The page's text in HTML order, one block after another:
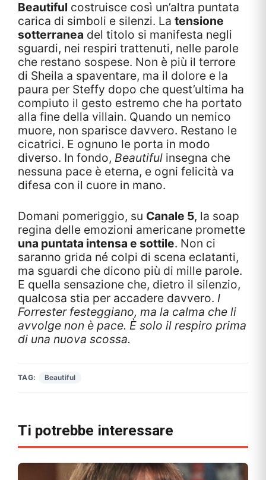
Beautiful costruisce così un’altra puntata
carica di simboli e silenzi. La tensione
sotterranea del titolo si manifesta negli
sguardi, nei respiri trattenuti, nelle parole
che restano sospese. Non è più il terrore
di Sheila a spaventare, ma il dolore e la
paura per Steffy dopo che quest’ultima ha
compiuto il gesto estremo che ha portato
alla fine della villain. Quando un nemico
muore, non sparisce davvero. Restano le
cicatrici. E ognuno le porta in modo
diverso. In fondo, Beautiful insegna che
nessuna pace è eterna, e ogni felicità va
difesa con il cuore in mano.
Domani pomeriggio, su Canale 5, la soap
regina delle emozioni americane promette
una puntata intensa e sottile. Non ci
saranno grida né colpi di scena eclatanti,
ma sguardi che dicono più di mille parole.
E quella sensazione che, dietro il silenzio,
qualcosa stia per accadere davvero. I
Forrester festeggiano, ma la calma che li
avvolge non è pace. È solo il respiro prima
di una nuova scossa.
TAG: Beautiful
Ti potrebbe interessare